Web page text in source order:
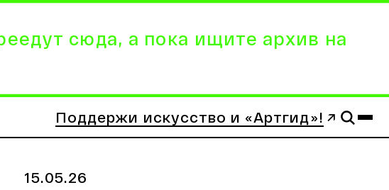
сюда, а пока ищите архив на
Поддержи искусство и «Артгид»!
15.05.26